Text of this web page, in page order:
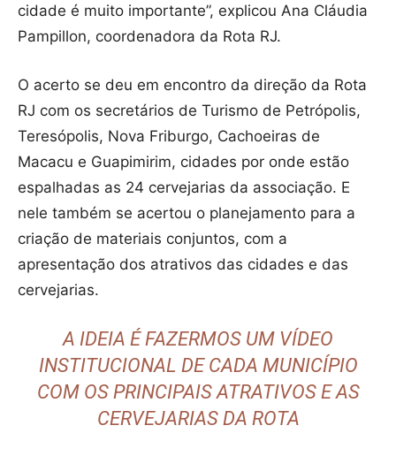
cidade é muito importante”, explicou Ana Cláudia
Pampillon, coordenadora da Rota RJ.
O acerto se deu em encontro da direção da Rota
RJ com os secretários de Turismo de Petrópolis,
Teresópolis, Nova Friburgo, Cachoeiras de
Macacu e Guapimirim, cidades por onde estão
espalhadas as 24 cervejarias da associação. E
nele também se acertou o planejamento para a
criação de materiais conjuntos, com a
apresentação dos atrativos das cidades e das
cervejarias.
A IDEIA É FAZERMOS UM VÍDEO
INSTITUCIONAL DE CADA MUNICÍPIO
COM OS PRINCIPAIS ATRATIVOS E AS
CERVEJARIAS DA ROTA